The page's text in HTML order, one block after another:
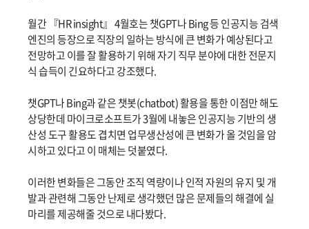
월간 『HR insight』 4월호는 챗GPT나 Bing 등 인공지능 검색
엔진의 등장으로 직장의 일하는 방식에 큰 변화가 예상된다고
전망하고 이를 잘 활용하기 위해 자기 직무 분야에 대한 전문지
식 습득이 긴요하다고 강조했다.
챗GPT나 Bing과 같은 챗봇(chatbot) 활용을 통한 이점만 해도
상당한데 마이크로소프트가 3월에 내놓은 인공지능 기반의 생
산성 도구 활용도 겹치면 업무생산성에 큰 변화가 올 것임을 암
시하고 있다고 이 매체는 덧붙였다.
이러한 변화들은 그동안 조직 역량이나 인적 자원의 유지 및 개
발과 관련해 그동안 난제로 생각했던 많은 문제들의 해결에 실
마리를 제공해줄 것으로 내다봤다.